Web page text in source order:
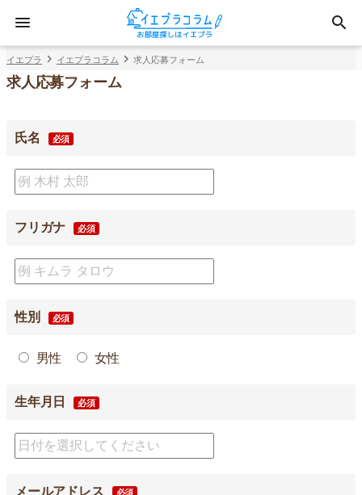
イエプラ イエプラコラム 求人応募フォーム
求人応募フォーム
氏名 必須
フリガナ 必須
性別 必須
男性 女性
生年月日 必須
メールアドレス 必須